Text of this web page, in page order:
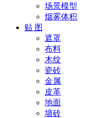
场景模型
烟雾体积
贴 图
遮罩
布料
木纹
瓷砖
金属
皮革
地面
墙砖